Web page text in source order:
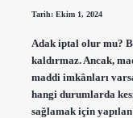
Tarih: Ekim 1, 2024
Adak iptal olur mu?
kaldırmaz. Ancak,
maddi imkânları
hangi durumlarda
sağlamak için